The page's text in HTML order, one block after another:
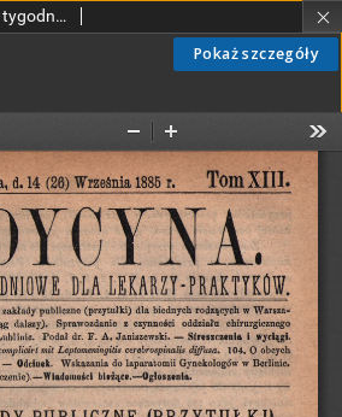
Pokaż szczegóły
Medycyna : czasopismo tygodniowe dla lekarzy praktyków 1885, T. XIII, nr 39